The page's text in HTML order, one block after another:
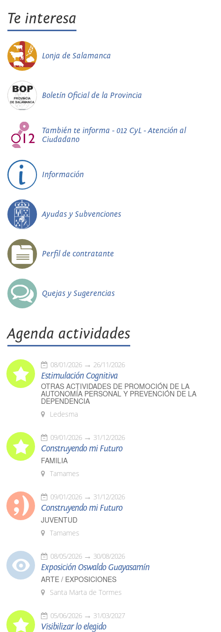
Te interesa
Lonja de Salamanca
Boletín Oficial de la Provincia
También te informa - 012 CyL - Atención al
Ciudadano
Información
Ayudas y Subvenciones
Perfil de contratante
Quejas y Sugerencias
Agenda actividades
08/01/2026 26/11/2026
Estimulación Cognitiva
OTRAS ACTIVIDADES DE PROMOCIÓN DE LA
AUTONOMÍA PERSONAL Y PREVENCIÓN DE LA
DEPENDENCIA
Ledesma
09/01/2026 31/12/2026
Construyendo mi Futuro
FAMILIA
Tamames
09/01/2026 31/12/2026
Construyendo mi Futuro
JUVENTUD
Tamames
08/05/2026 30/08/2026
Exposición Oswaldo Guayasamín
ARTE / EXPOSICIONES
Santa Marta de Tormes
05/06/2026 31/03/2027
Visibilizar lo elegido